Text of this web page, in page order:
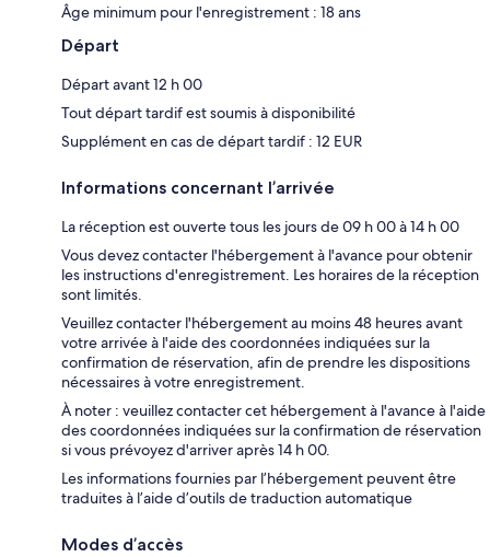
Âge minimum pour l'enregistrement : 18 ans
Départ
Départ avant 12 h 00
Tout départ tardif est soumis à disponibilité
Supplément en cas de départ tardif : 12 EUR
Informations concernant l’arrivée
La réception est ouverte tous les jours de 09 h 00 à 14 h 00
Vous devez contacter l'hébergement à l'avance pour obtenir
les instructions d'enregistrement. Les horaires de la réception
sont limités.
Veuillez contacter l'hébergement au moins 48 heures avant
votre arrivée à l'aide des coordonnées indiquées sur la
confirmation de réservation, afin de prendre les dispositions
nécessaires à votre enregistrement.
À noter : veuillez contacter cet hébergement à l'avance à l'aide
des coordonnées indiquées sur la confirmation de réservation
si vous prévoyez d'arriver après 14 h 00.
Les informations fournies par l’hébergement peuvent être
traduites à l’aide d’outils de traduction automatique
Modes d’accès